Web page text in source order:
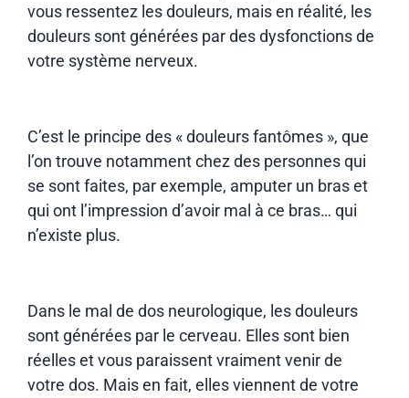
vous ressentez les douleurs, mais en réalité, les
douleurs sont générées par des dysfonctions de
votre système nerveux.
C’est le principe des « douleurs fantômes », que
l’on trouve notamment chez des personnes qui
se sont faites, par exemple, amputer un bras et
qui ont l’impression d’avoir mal à ce bras… qui
n’existe plus.
Dans le mal de dos neurologique, les douleurs
sont générées par le cerveau. Elles sont bien
réelles et vous paraissent vraiment venir de
votre dos. Mais en fait, elles viennent de votre